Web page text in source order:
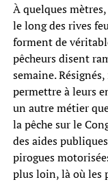
À quelques
le long des rives
forment de
pêcheurs disent
semaine.
permettre à leurs
un autre métier
la pêche sur le
des aides
pirogues
plus loin, là où les